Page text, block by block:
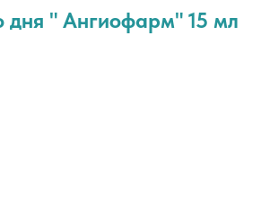
дня " Ангиофарм" 15 мл